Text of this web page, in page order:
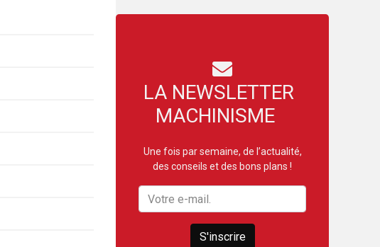
LA NEWSLETTER
MACHINISME
Une fois par semaine, de l’actualité,
des conseils et des bons plans !
S'inscrire